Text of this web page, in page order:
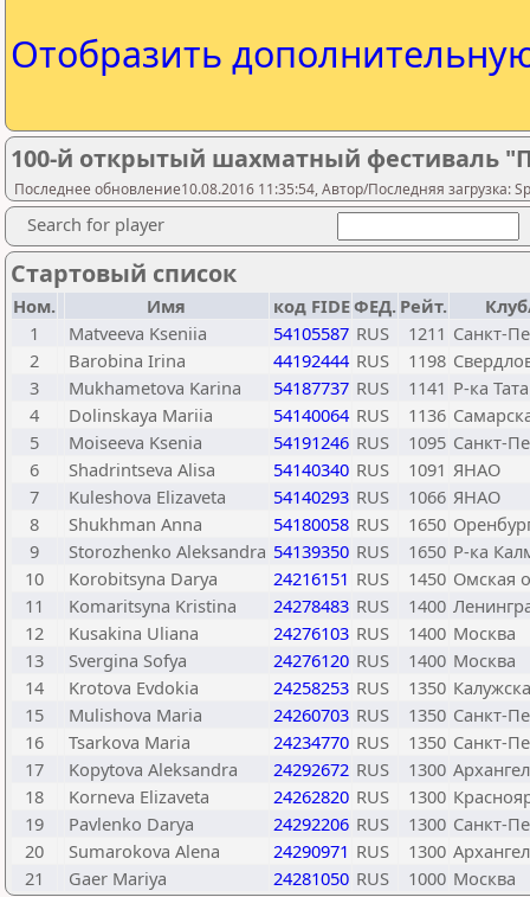
Отобразить
100-й открытый шахматный фестиваль
Последнее обновление10.08.2016 11:35:54, Автор/Последняя загрузка:
Search for player
Стартовый список
Ном. Имя код FIDEФЕД. Рейт.
1
Matveeva Kseniia 54105587 RUS 1211 Санкт-
2
Barobina Irina 44192444 RUS 1198
3
Mukhametova Karina 54187737 RUS 1141 Р-ка
4
Dolinskaya Mariia 54140064 RUS 1136
5
Moiseeva Ksenia 54191246 RUS 1095 Санкт-
6
Shadrintseva Alisa 54140340 RUS 1091 ЯНАО
7
Kuleshova Elizaveta 54140293 RUS 1066 ЯНАО
8
Shukhman Anna 54180058 RUS 1650
9
Storozhenko Aleksandra 54139350 RUS 1650 Р-ка
10
Korobitsyna Darya 24216151 RUS 1450 Омская
11
Komaritsyna Kristina 24278483 RUS 1400
12
Kusakina Uliana 24276103 RUS 1400 Москва
13
Svergina Sofya 24276120 RUS 1400 Москва
14
Krotova Evdokia 24258253 RUS 1350
15
Mulishova Maria 24260703 RUS 1350 Санкт-
16
Tsarkova Maria 24234770 RUS 1350 Санкт-
17
Kopytova Aleksandra 24292672 RUS 1300
18
Korneva Elizaveta 24262820 RUS 1300
19
Pavlenko Darya 24292206 RUS 1300 Санкт-
20
Sumarokova Alena 24290971 RUS 1300
21
Gaer Mariya 24281050 RUS 1000 Москва